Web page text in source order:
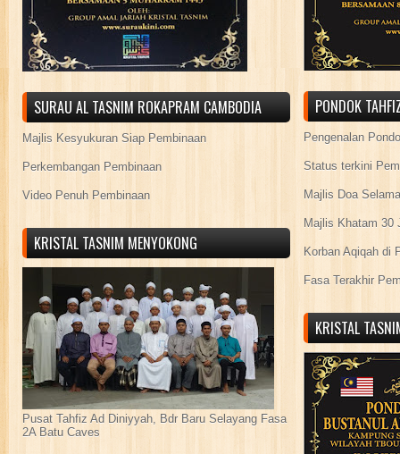
SURAU AL TASNIM ROKAPRAM CAMBODIA
Majlis Kesyukuran Siap Pembinaan
Perkembangan Pembinaan
Video Penuh Pembinaan
KRISTAL TASNIM MENYOKONG
Pusat Tahfiz Ad Diniyyah, Bdr Baru Selayang Fasa
2A Batu Caves
PONDOK
Pengenalan
Status terkini
Majlis Doa
Majlis Khatam 30
Korban Aqiqah di
Fasa Terakhir
KRISTAL